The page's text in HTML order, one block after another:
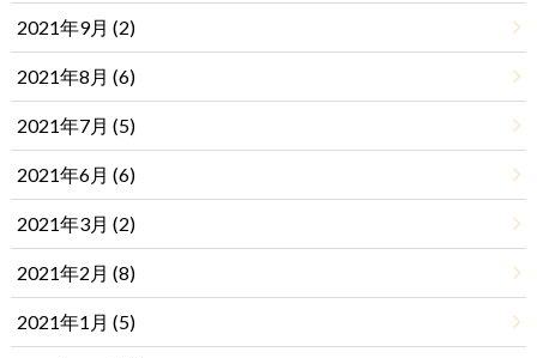
2021年9月 (2)
2021年8月 (6)
2021年7月 (5)
2021年6月 (6)
2021年3月 (2)
2021年2月 (8)
2021年1月 (5)